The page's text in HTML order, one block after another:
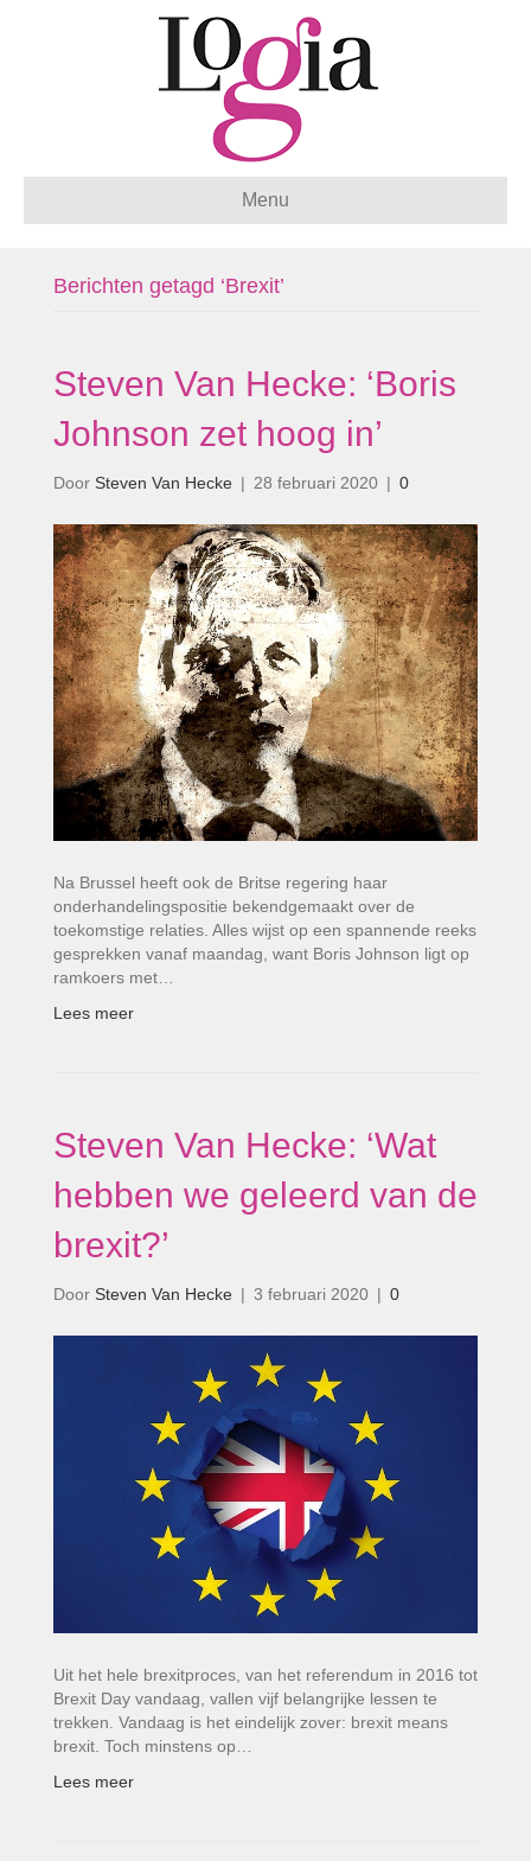
Menu
Berichten getagd ‘Brexit’
Steven Van Hecke: ‘Boris
Johnson zet hoog in’
Door Steven Van Hecke | 28 februari 2020 | 0
Na Brussel heeft ook de Britse regering haar
onderhandelingspositie bekendgemaakt over de
toekomstige relaties. Alles wijst op een spannende reeks
gesprekken vanaf maandag, want Boris Johnson ligt op
ramkoers met…
Lees meer
Steven Van Hecke: ‘Wat
hebben we geleerd van de
brexit?’
Door Steven Van Hecke | 3 februari 2020 | 0
Uit het hele brexitproces, van het referendum in 2016 tot
Brexit Day vandaag, vallen vijf belangrijke lessen te
trekken. Vandaag is het eindelijk zover: brexit means
brexit. Toch minstens op…
Lees meer